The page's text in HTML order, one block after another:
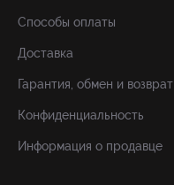
Способы оплаты
Доставка
Гарантия, обмен и возврат
Конфиденциальность
Информация о продавце